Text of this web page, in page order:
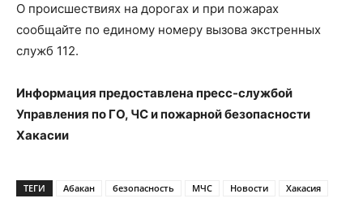
О происшествиях на дорогах и при пожарах
сообщайте по единому номеру вызова экстренных
служб 112.
Информация предоставлена пресс-службой
Управления по ГО, ЧС и пожарной безопасности
Хакасии
ТЕГИ Абакан безопасность МЧС Новости Хакасия